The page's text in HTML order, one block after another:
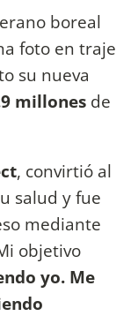
boreal
foto en traje
su nueva
millones de
, convirtió al
salud y fue
mediante
objetivo
yo. Me